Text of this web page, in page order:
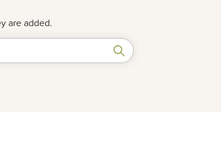
are added.